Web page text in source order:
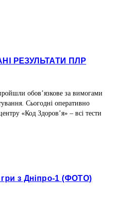
РЕЗУЛЬТАТИ ПЛР
обов’язкове за вимогами
Сьогодні оперативно
«Код Здоров’я» – всі тести
гри з Дніпро-1 (ФОТО)